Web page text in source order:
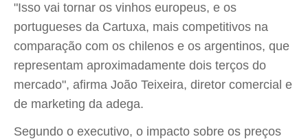
"Isso vai tornar os vinhos europeus, e os
portugueses da Cartuxa, mais competitivos na
comparação com os chilenos e os argentinos, que
representam aproximadamente dois terços do
mercado", afirma João Teixeira, diretor comercial e
de marketing da adega.
Segundo o executivo, o impacto sobre os preços